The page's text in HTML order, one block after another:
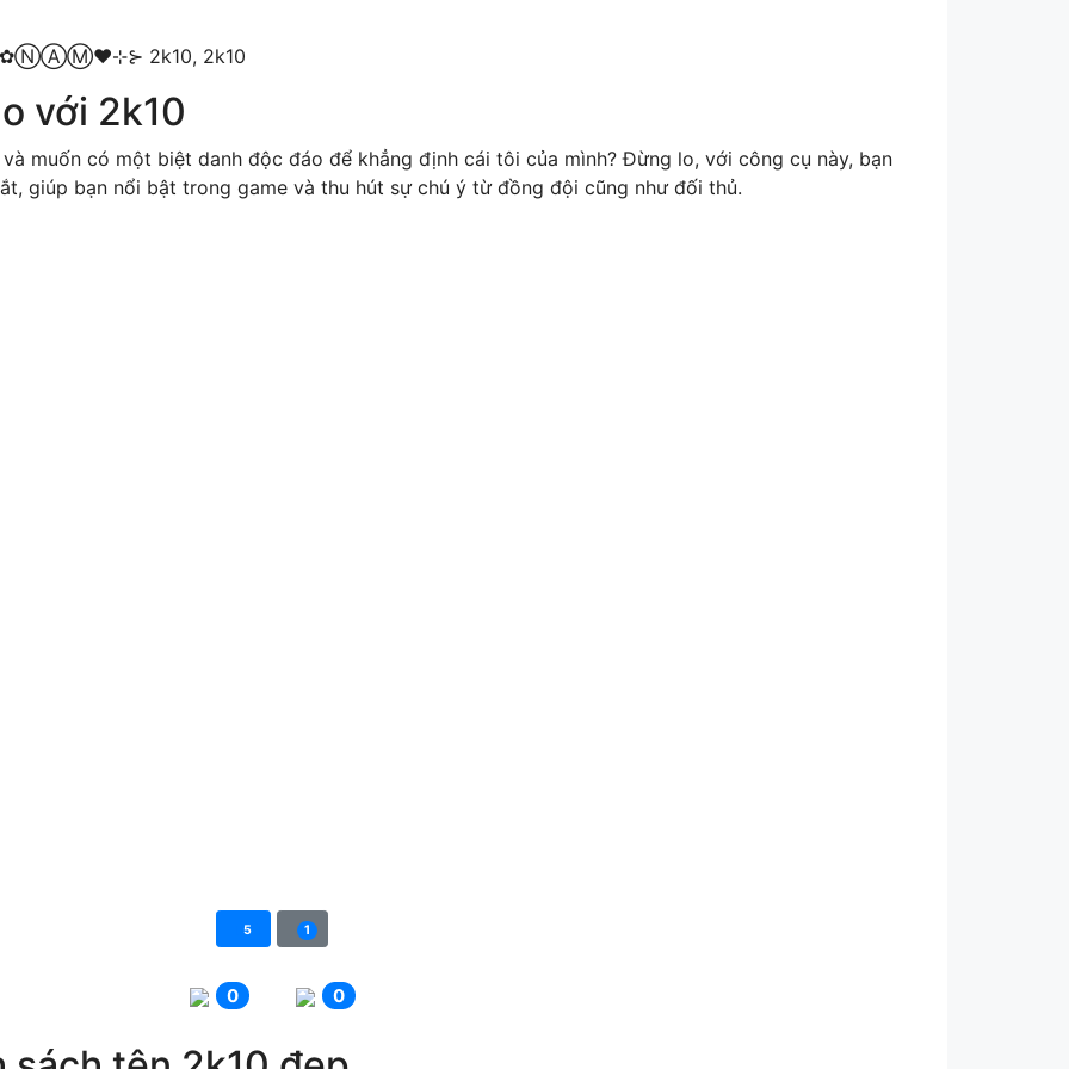
✿ⓃⒶⓂ♥⊹⊱ 2k10, 2k10
với 2k10
và muốn có một biệt danh độc đáo để khẳng định cái tôi của mình? Đừng lo, với công cụ này, bạn
giúp bạn nổi bật trong game và thu hút sự chú ý từ đồng đội cũng như đối thủ.
5 1
0 0